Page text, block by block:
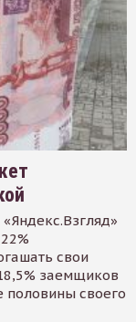
свои
заемщиков
своего